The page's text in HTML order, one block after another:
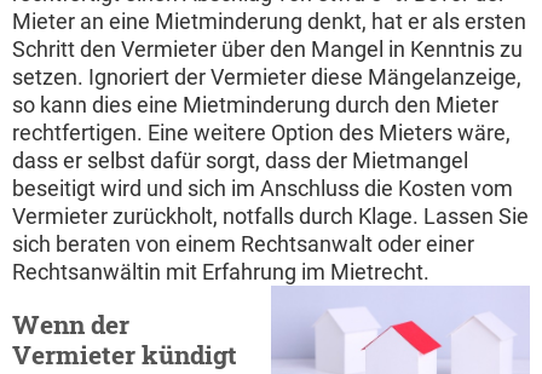
Mieter an eine Mietminderung denkt, hat er als ersten
Schritt den Vermieter über den Mangel in Kenntnis zu
setzen. Ignoriert der Vermieter diese Mängelanzeige,
so kann dies eine Mietminderung durch den Mieter
rechtfertigen. Eine weitere Option des Mieters wäre,
dass er selbst dafür sorgt, dass der Mietmangel
beseitigt wird und sich im Anschluss die Kosten vom
Vermieter zurückholt, notfalls durch Klage. Lassen Sie
sich beraten von einem Rechtsanwalt oder einer
Rechtsanwältin mit Erfahrung im Mietrecht.
Wenn der
Vermieter kündigt